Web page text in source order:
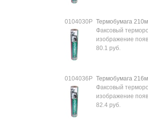
0104030Р Термобумага
Факсовый
изображение
80.1 руб.
0104036Р Термобумага
Факсовый
изображение
82.4 руб.